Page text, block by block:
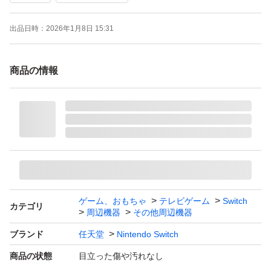
ペットや喫煙者はおりません。
出品日時： 2026年1月8日 15:31
商品の情報
カテゴリ
ゲーム、おもちゃ テレビゲーム
Switch
周辺機器
その他周辺機器
ブランド 任天堂 Nintendo Switch
商品の状態 目立った傷や汚れなし